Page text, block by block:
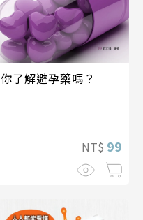
你了解避孕藥嗎？
NT$ 99